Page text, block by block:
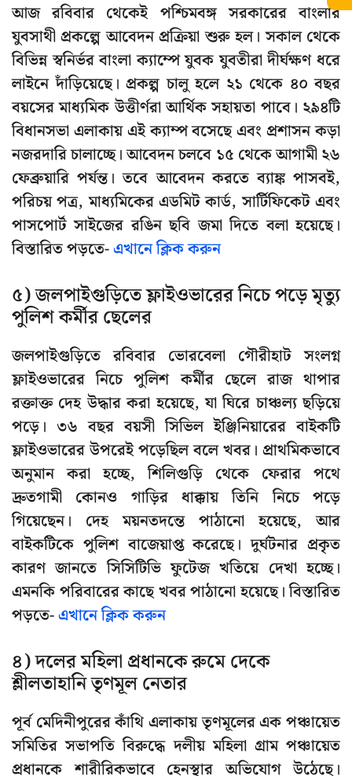
আজ রবিবার থেকেই পশ্চিমবঙ্গ সরকারের বাংলার
যুবসাথী প্রকল্পে আবেদন প্রক্রিয়া শুরু হল। সকাল থেকে
বিভিন্ন স্বনির্ভর বাংলা ক্যাম্পে যুবক যুবতীরা দীর্ঘক্ষণ ধরে
লাইনে দাঁড়িয়েছে। প্রকল্প চালু হলে ২১ থেকে ৪০ বছর
বয়সের মাধ্যমিক উত্তীর্ণরা আর্থিক সহায়তা পাবে। ২৯৪টি
বিধানসভা এলাকায় এই ক্যাম্প বসেছে এবং প্রশাসন কড়া
নজরদারি চালাচ্ছে। আবেদন চলবে ১৫ থেকে আগামী ২৬
ফেব্রুয়ারি পর্যন্ত। তবে আবেদন করতে ব্যাঙ্ক পাসবই,
পরিচয় পত্র, মাধ্যমিকের এডমিট কার্ড, সার্টিফিকেট এবং
পাসপোর্ট সাইজের রঙিন ছবি জমা দিতে বলা হয়েছে।
বিস্তারিত পড়তে-এখানে ক্লিক করুন
৫) জলপাইগুড়িতে ফ্লাইওভারের নিচে পড়ে মৃত্যু
পুলিশ কর্মীর ছেলের
জলপাইগুড়িতে রবিবার ভোরবেলা গৌরীহাট সংলগ্ন
ফ্লাইওভারের নিচে পুলিশ কর্মীর ছেলে রাজ থাপার
রক্তাক্ত দেহ উদ্ধার করা হয়েছে, যা ঘিরে চাঞ্চল্য ছড়িয়ে
পড়ে। ৩৬ বছর বয়সী সিভিল ইঞ্জিনিয়ারের বাইকটি
ফ্লাইওভারের উপরেই পড়েছিল বলে খবর। প্রাথমিকভাবে
অনুমান করা হচ্ছে, শিলিগুড়ি থেকে ফেরার পথে
দ্রুতগামী কোনও গাড়ির ধাক্কায় তিনি নিচে পড়ে
গিয়েছেন। দেহ ময়নতদন্তে পাঠানো হয়েছে, আর
বাইকটিকে পুলিশ বাজেয়াপ্ত করেছে। দুর্ঘটনার প্রকৃত
কারণ জানতে সিসিটিভি ফুটেজ খতিয়ে দেখা হচ্ছে।
এমনকি পরিবারের কাছে খবর পাঠানো হয়েছে। বিস্তারিত
পড়তে-এখানে ক্লিক করুন
৪) দলের মহিলা প্রধানকে রুমে দেকে
শ্লীলতাহানি তৃণমূল নেতার
পূর্ব মেদিনীপুরের কাঁথি এলাকায় তৃণমূলের এক পঞ্চায়েত
সমিতির সভাপতি বিরুদ্ধে দলীয় মহিলা গ্রাম পঞ্চায়েত
প্রধানকে শারীরিকভাবে হেনস্থার অভিযোগ উঠেছে।